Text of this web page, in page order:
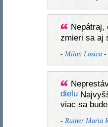
Nepátraj,
zmieri sa aj
- Milan Lasica-
dielu
viac sa bude
- Rainer Maria